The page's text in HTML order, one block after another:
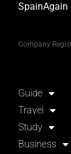
SpainAgain
Company
Guide
Travel
Study
Business